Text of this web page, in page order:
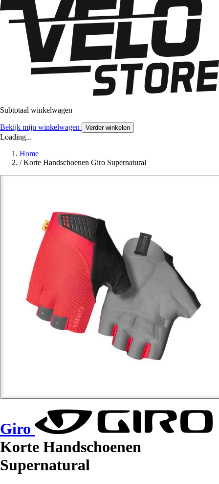
Subtotaal winkelwagen
Bekijk mijn winkelwagen Verder winkelen
Loading...
Home
/ Korte Handschoenen Giro Supernatural
Giro
Korte Handschoenen
Supernatural